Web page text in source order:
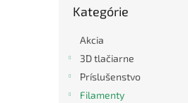
kategórie
Kategórie
Akcia
3D tlačiarne
Príslušenstvo
Filamenty